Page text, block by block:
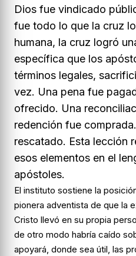
Dios fue vindicado
fue todo lo que la cruz
humana, la cruz logró
específica que los
términos legales,
vez. Una pena fue
ofrecido. Una
redención fue
rescatado. Esta lección
esos elementos en el
apóstoles.
El instituto sostiene la
pionera adventista de que la
Cristo llevó en su propia
de otro modo habría caído
apoyará, donde sea útil, las